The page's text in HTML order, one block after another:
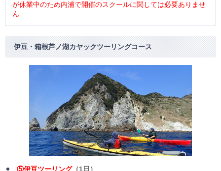
が休業中のため内浦で開催のスクールに関しては必要ありませ
ん
伊豆・箱根芦ノ湖カヤックツーリングコース
⑤伊豆ツーリング（1日）